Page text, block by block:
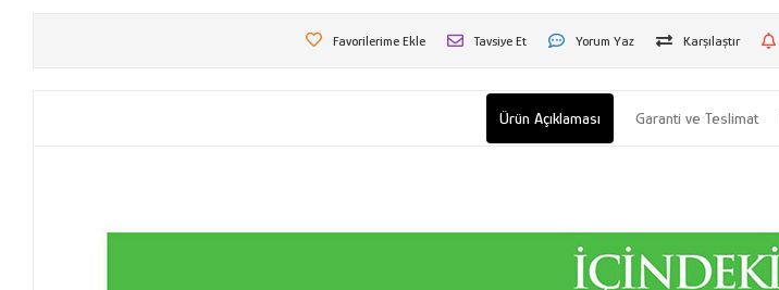
Favorilerime Ekle Tavsiye Et Yorum Yaz Karşılaştır
Ürün Açıklaması Garanti ve Teslimat